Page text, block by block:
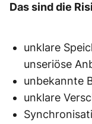
Das sind die
unklare
unseriöse
unbekannte
unklare